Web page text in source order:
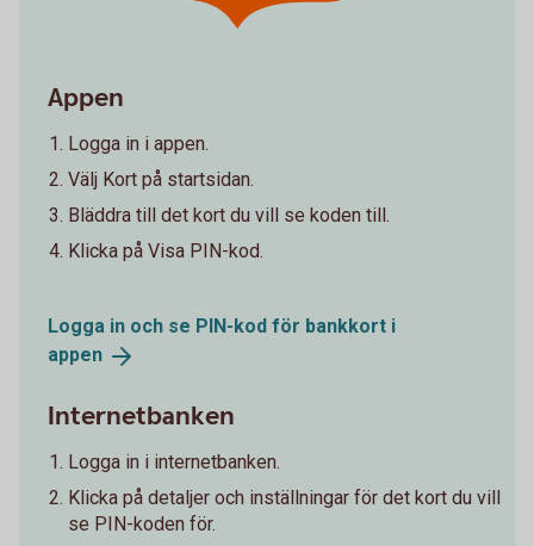
Appen
Logga in i appen.
Välj Kort på startsidan.
Bläddra till det kort du vill se koden till.
Klicka på Visa PIN-kod.
Logga in och se PIN-kod för bankkort i
appen
Internetbanken
Logga in i internetbanken.
Klicka på detaljer och inställningar för det kort du vill
se PIN-koden för.